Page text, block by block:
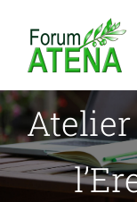
contenu